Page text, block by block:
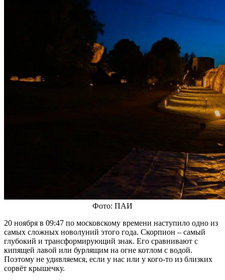
Фото: ПАИ
20 ноября в 09:47 по московскому времени наступило одно из
самых сложных новолуний этого года. Скорпион – самый
глубокий и трансформирующий знак. Его сравнивают с
кипящей лавой или бурлящим на огне котлом с водой.
Поэтому не удивляемся, если у нас или у кого-то из близких
сорвёт крышечку.